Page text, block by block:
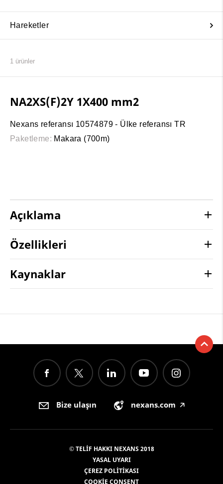
Hareketler
1 ürünler
NA2XS(F)2Y 1X400 mm2
Nexans referansı 10574879 - Ülke referansı TR
Paketleme: Makara (700m)
Açıklama
Özellikleri
Kaynaklar
Bize ulaşın nexans.com 🡥
© TELIF HAKKI NEXANS 2018
YASAL UYARI
ÇEREZ POLITIKASI
COOKIE CONSENT